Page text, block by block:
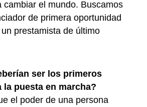
cambiar el mundo. Buscamos
de primera oportunidad
prestamista de último
ser los primeros
la puesta en marcha?
el poder de una persona